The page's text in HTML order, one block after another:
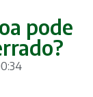
pode